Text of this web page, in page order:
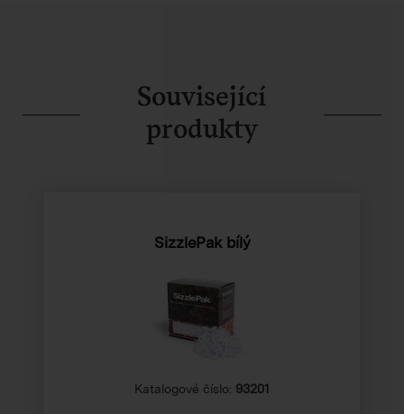
Související
produkty
SizzlePak bílý
Katalogové číslo: 93201